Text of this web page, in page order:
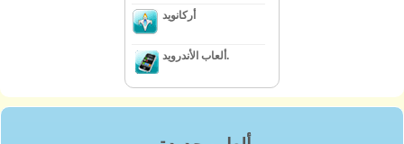
أركانويد
ألعاب الأندرويد.